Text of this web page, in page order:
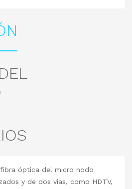
óptica del micro nodo
y de dos vías, como HDTV,